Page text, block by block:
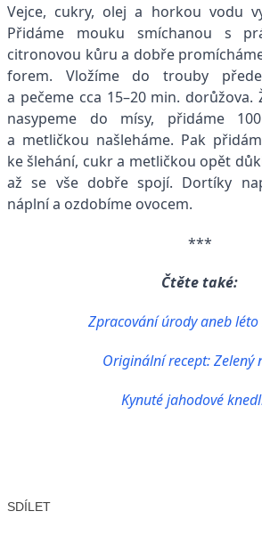
Vejce, cukry, olej a horkou vodu
Přidáme mouku smíchanou s
citronovou kůru a dobře
forem. Vložíme do trouby
a pečeme cca 15–20 min. dorůžova.
nasypeme do mísy, přidáme
a metličkou našleháme. Pak
ke šlehání, cukr a metličkou opět
až se vše dobře spojí. Dortíky
náplní a ozdobíme ovocem.
***
Čtěte také:
Zpracování úrody aneb
Originální recept: Zelený
Kynuté jahodové
SDÍLET